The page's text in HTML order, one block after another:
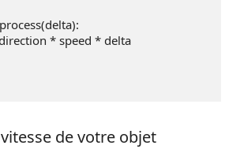
* speed * delta
de votre objet